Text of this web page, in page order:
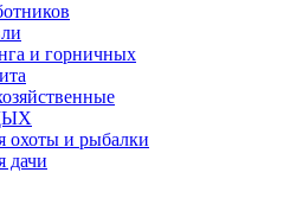
и горничных
охоты и рыбалки
дачи